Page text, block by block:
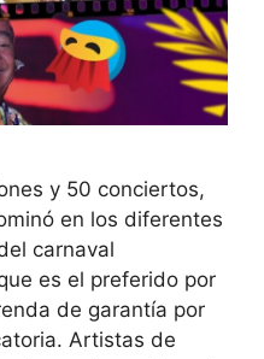
y 50 conciertos,
en los diferentes
carnaval
es el preferido por
de garantía por
Artistas de